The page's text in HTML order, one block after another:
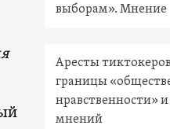
выборам». Мнение
Аресты
границы
нравственности»
мнений